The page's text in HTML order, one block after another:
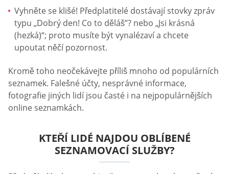
Vyhněte se klišé! Předplatitelé dostávají stovky zpráv
typu „Dobrý den! Co to děláš”? nebo „Jsi krásná
(hezká)“; proto musíte být vynalézaví a chcete
upoutat něčí pozornost.
Kromě toho neočekávejte příliš mnoho od populárních
seznamek. Falešné účty, nesprávné informace,
fotografie jiných lidí jsou časté i na nejpopulárnějších
online seznamkách.
KTEŘÍ LIDÉ NAJDOU OBLÍBENÉ
SEZNAMOVACÍ SLUŽBY?